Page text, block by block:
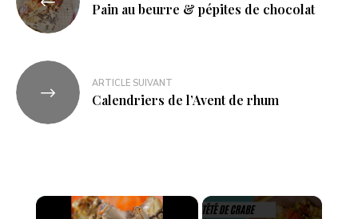
Pain au beurre & pépites de chocolat
ARTICLE SUIVANT
Calendriers de l’Avent de rhum
×